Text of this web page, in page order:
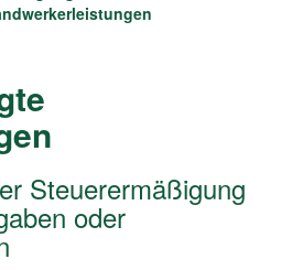
Steuerermäßigung
oder